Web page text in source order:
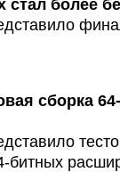
стал более
сборка
битных